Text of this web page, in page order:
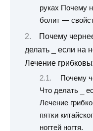
руках Почему
болит —
Почему
делать _ если на
Лечение
Почему
Что делать _
Лечение
пятки
ногтей ногтя.